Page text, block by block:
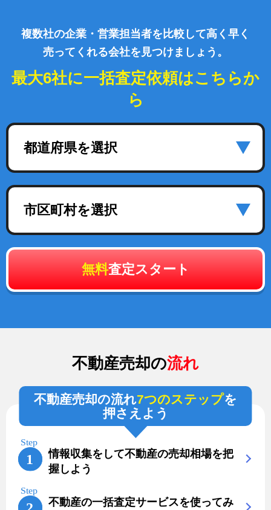
複数社の企業・営業担当者を比較して高く早く
売ってくれる会社を見つけましょう。
最大6社に一括査定依頼はこちらか
ら
都道府県を選択
市区町村を選択
無料査定スタート
不動産売却の流れ
不動産売却の流れ7つのステップを
押さえよう
情報収集をして不動産の売却相場を把
握しよう
不動産の一括査定サービスを使ってみ